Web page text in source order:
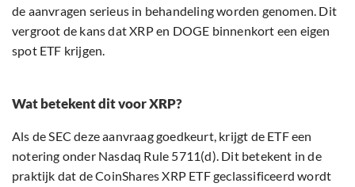
de aanvragen serieus in behandeling worden genomen. Dit
vergroot de kans dat XRP en DOGE binnenkort een eigen
spot ETF krijgen.
Wat betekent dit voor XRP?
Als de SEC deze aanvraag goedkeurt, krijgt de ETF een
notering onder Nasdaq Rule 5711(d). Dit betekent in de
praktijk dat de CoinShares XRP ETF geclassificeerd wordt